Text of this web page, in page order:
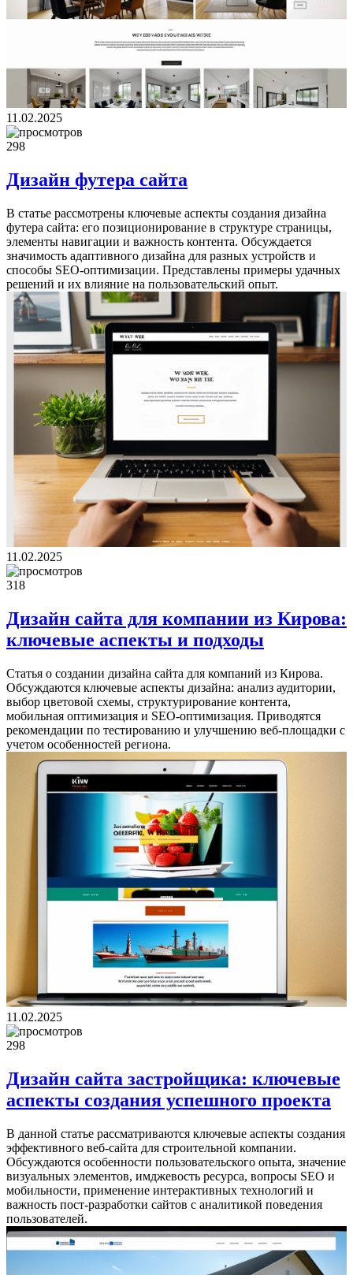
11.02.2025
298
Дизайн футера сайта
В статье рассмотрены ключевые аспекты создания дизайна
футера сайта: его позиционирование в структуре страницы,
элементы навигации и важность контента. Обсуждается
значимость адаптивного дизайна для разных устройств и
способы SEO-оптимизации. Представлены примеры удачных
решений и их влияние на пользовательский опыт.
11.02.2025
318
Дизайн сайта для компании из Кирова:
ключевые аспекты и подходы
Статья о создании дизайна сайта для компаний из Кирова.
Обсуждаются ключевые аспекты дизайна: анализ аудитории,
выбор цветовой схемы, структурирование контента,
мобильная оптимизация и SEO-оптимизация. Приводятся
рекомендации по тестированию и улучшению веб-площадки с
учетом особенностей региона.
11.02.2025
298
Дизайн сайта застройщика: ключевые
аспекты создания успешного проекта
В данной статье рассматриваются ключевые аспекты создания
эффективного веб-сайта для строительной компании.
Обсуждаются особенности пользовательского опыта, значение
визуальных элементов, имджевость ресурса, вопросы SEO и
мобильности, применение интерактивных технологий и
важность пост-разработки сайтов с аналитикой поведения
пользователей.